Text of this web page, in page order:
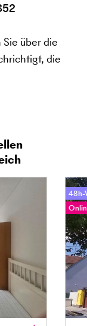
über die
die
48h-